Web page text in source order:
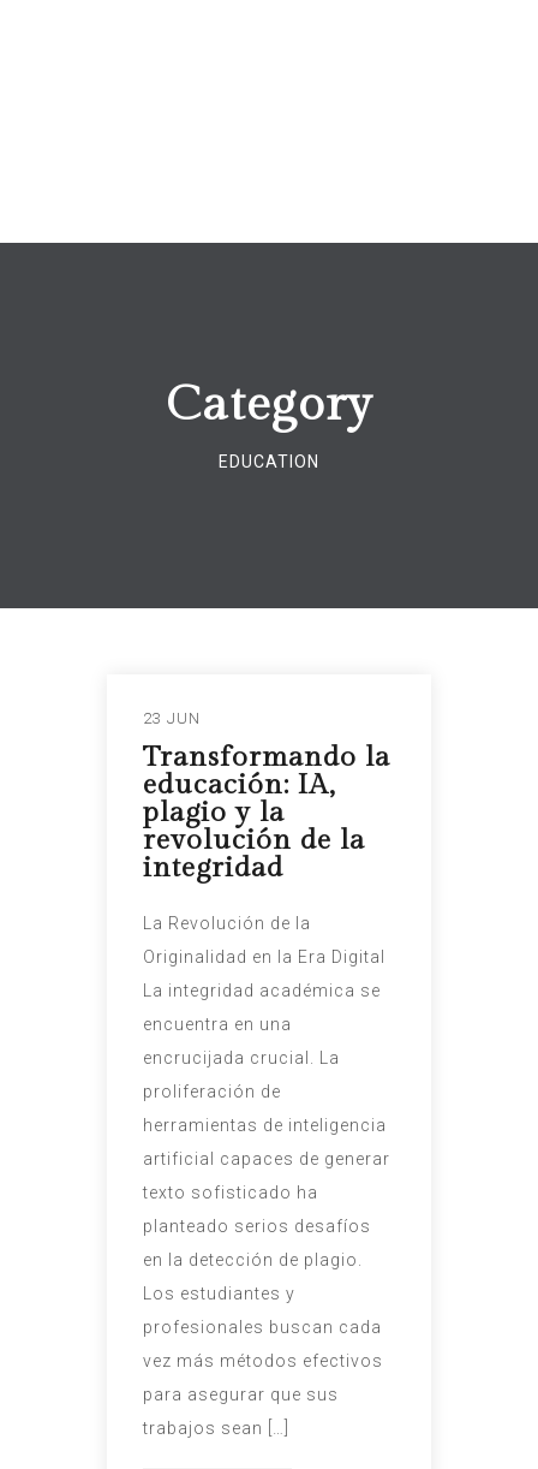
Category
EDUCATION
23 JUN
Transformando la
educación: IA,
plagio y la
revolución de la
integridad
La Revolución de la
Originalidad en la Era Digital
La integridad académica se
encuentra en una
encrucijada crucial. La
proliferación de
herramientas de inteligencia
artificial capaces de generar
texto sofisticado ha
planteado serios desafíos
en la detección de plagio.
Los estudiantes y
profesionales buscan cada
vez más métodos efectivos
para asegurar que sus
trabajos sean […]